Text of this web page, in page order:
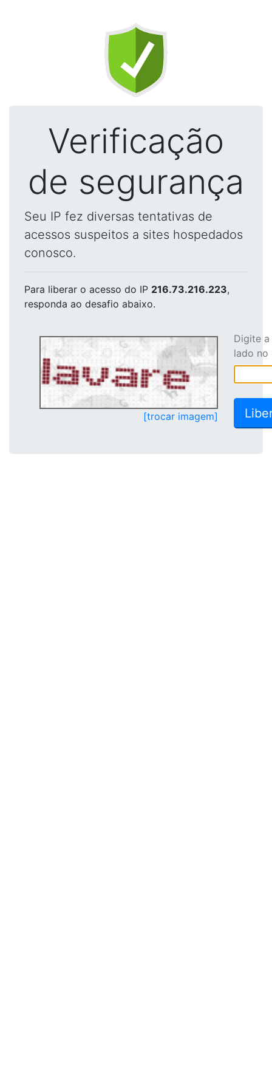
Verificação
de segurança
Seu IP fez diversas tentativas de
acessos suspeitos a sites hospedados
conosco.
Para liberar o acesso do IP 216.73.216.223,
responda ao desafio abaixo.
[trocar imagem]
Digite
lado no